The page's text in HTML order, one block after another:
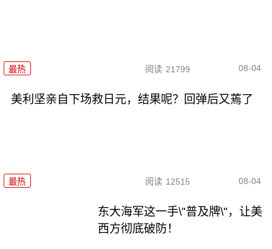
最热 阅读 21799 08-04
美利坚亲自下场救日元，结果呢？回弹后又蔫了
最热 阅读 12515 08-04
东大海军这一手\"普及牌\"，让美
西方彻底破防！